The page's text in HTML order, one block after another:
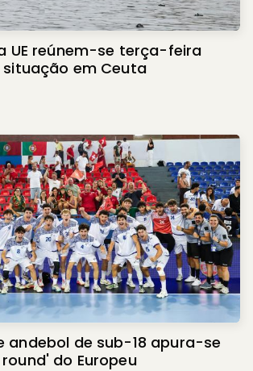
UE reúnem-se terça-feira
em Ceuta
andebol de sub-18 apura-se
do Europeu